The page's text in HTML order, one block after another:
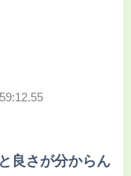
良さが分からん